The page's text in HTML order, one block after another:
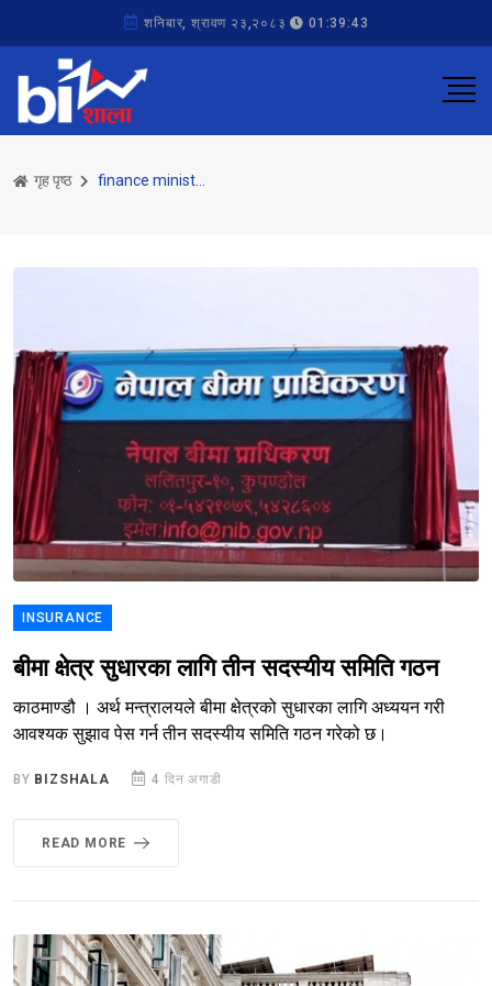
शनिबार, श्रावण २३,२०८३ 01:39:43
गृह पृष्ठ
INSURANCE
बीमा क्षेत्र सुधारका लागि तीन सदस्यीय समिति गठन
काठमाण्डौ । अर्थ मन्त्रालयले बीमा क्षेत्रको सुधारका लागि अध्ययन गरी
आवश्यक सुझाव पेस गर्न तीन सदस्यीय समिति गठन गरेको छ।
BY BIZSHALA 4 दिन अगाडी
READ MORE